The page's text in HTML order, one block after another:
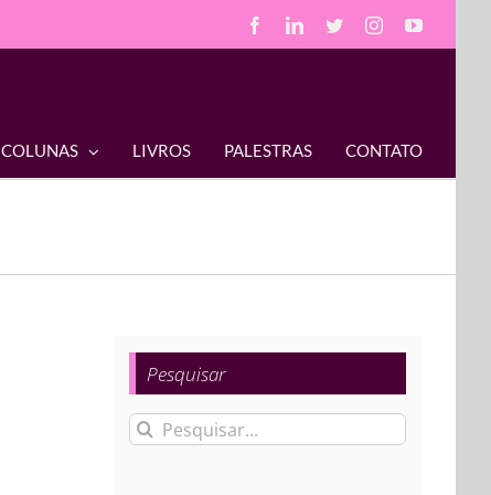
FacebookLinkedIn
TwitterInstagramYouTube
COLUNAS LIVROS PALESTRAS CONTATO
Pesquisar
Buscar